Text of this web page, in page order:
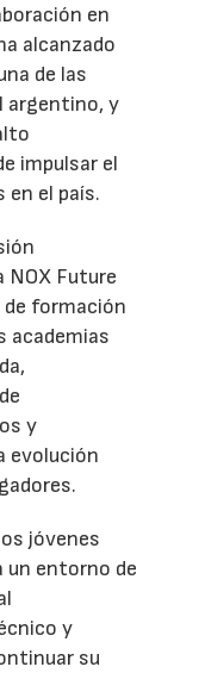
en
alcanzado
de las
argentino, y
impulsar el
el país.
NOX Future
de formación
academias
y
evolución
jóvenes
un entorno de
y
su